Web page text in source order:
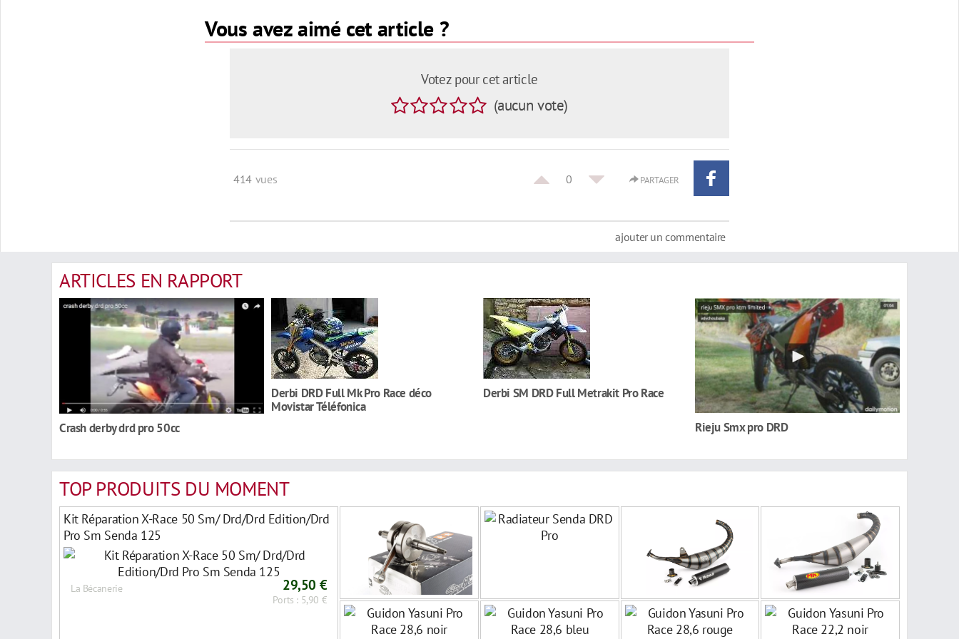
Vous avez aimé cet article ?
Votez pour cet article
(aucun vote)
414 vues 0 PARTAGER
ajouter un commentaire
ARTICLES EN RAPPORT
Crash derby drd pro 50cc
Derbi DRD Full Mk Pro Race déco
Movistar Téléfonica
Derbi SM DRD Full Metrakit Pro Race
Rieju Smx pro DRD
TOP PRODUITS DU MOMENT
Kit Réparation X-Race 50 Sm/ Drd/Drd Edition/Drd
Pro Sm Senda 125
La Bécanerie 29,50 €
Ports : 5,90 €